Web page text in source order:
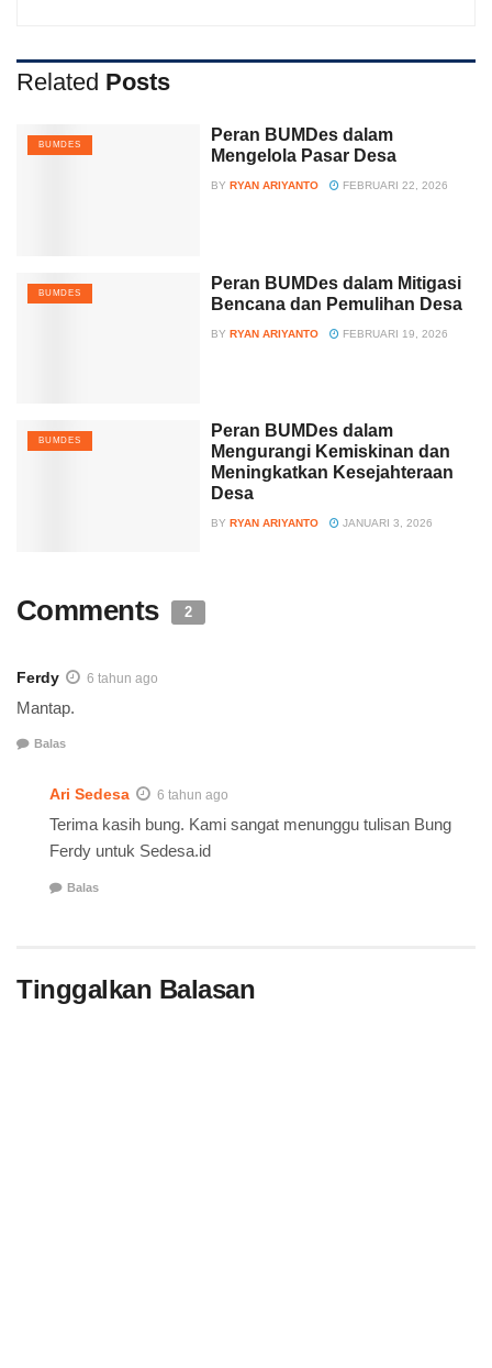
Related Posts
BUMDES
Peran BUMDes dalam
Mengelola Pasar Desa
BY RYAN ARIYANTO FEBRUARI 22, 2026
BUMDES
Peran BUMDes dalam Mitigasi
Bencana dan Pemulihan Desa
BY RYAN ARIYANTO FEBRUARI 19, 2026
BUMDES
Peran BUMDes dalam
Mengurangi Kemiskinan dan
Meningkatkan Kesejahteraan
Desa
BY RYAN ARIYANTO JANUARI 3, 2026
Comments 2
Ferdy 6 tahun ago
Mantap.
Balas
Ari Sedesa 6 tahun ago
Terima kasih bung. Kami sangat menunggu tulisan Bung
Ferdy untuk Sedesa.id
Balas
Tinggalkan Balasan